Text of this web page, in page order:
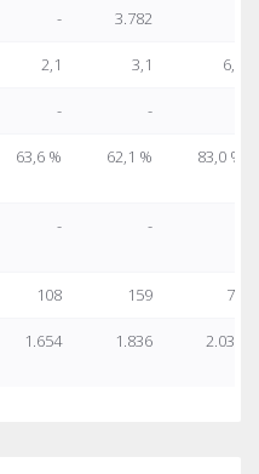
- 3.782
2,1 3,1 6,7
- -
63,6 % 62,1 % 83,0 %
- -
108 159 71
1.654 1.836 2.036